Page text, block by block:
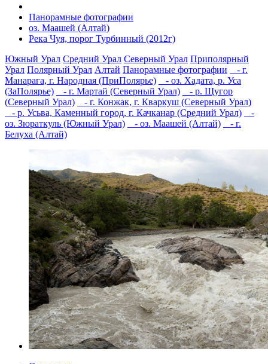
Панорамные фотографии
оз. Маашей (Алтай)
Река Чуя, порог Турбинный (2012г)
Южный Урал Средний Урал Северный Урал Приполярный
Урал Полярный Урал Алтай Панорамные фотографии
- г.
Манарага, г. Народная (ПриПолярье)
- оз. Хадата, р. Уса
(ЗаПолярье)
- г. Мартай (Северный Урал)
- р. Щугор
(Северный Урал)
- г. Конжак, г. Кваркуш (Северный Урал)
- р. Усьва, Каменный город, г. Качканар (Средний Урал)
-
оз. Зюраткуль (Южный Урал)
- оз. Маашей (Алтай)
- г.
Белуха (Алтай)